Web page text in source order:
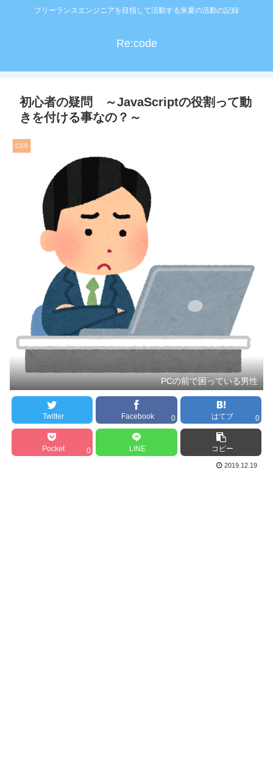
フリーランスエンジニアを目指して活動する朱夏の活動の記録
Re:code
初心者の疑問 ～JavaScriptの役割って動
きを付ける事なの？～
CSS
PCの前で困っている男性
Twitter Facebook 0 はてブ 0
Pocket 0 LINE コピー
2019.12.19